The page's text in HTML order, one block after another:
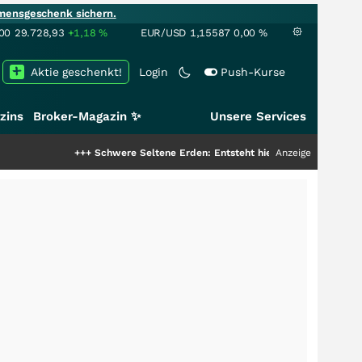
sichern.
29.728,93 +1,18% EUR/USD 1,15587 0,00 %
Login Push-Kurse
Aktie geschenkt!
Broker-Magazin ✨ Unsere Services
Schwere Seltene Erden: Entsteht hier die nächsteAnzeige